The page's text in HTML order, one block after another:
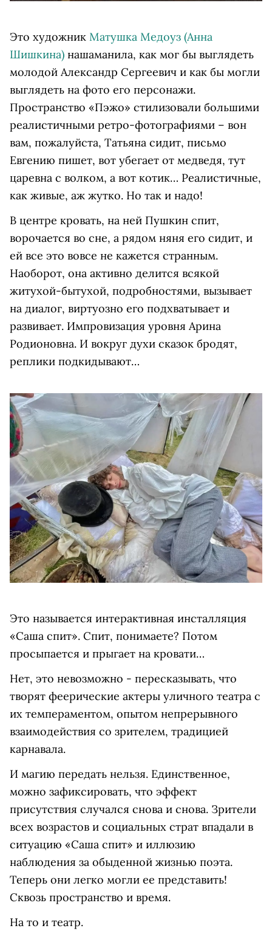
Это художник Матушка Медоуз (Анна
Шишкина) нашаманила, как мог бы выглядеть
молодой Александр Сергеевич и как бы могли
выглядеть на фото его персонажи.
Пространство «Пэжо» стилизовали большими
реалистичными ретро-фотографиями – вон
вам, пожалуйста, Татьяна сидит, письмо
Евгению пишет, вот убегает от медведя, тут
царевна с волком, а вот котик… Реалистичные,
как живые, аж жутко. Но так и надо!
В центре кровать, на ней Пушкин спит,
ворочается во сне, а рядом няня его сидит, и
ей все это вовсе не кажется странным.
Наоборот, она активно делится всякой
житухой-бытухой, подробностями, вызывает
на диалог, виртуозно его подхватывает и
развивает. Импровизация уровня Арина
Родионовна. И вокруг духи сказок бродят,
реплики подкидывают…
Это называется интерактивная инсталляция
«Саша спит». Спит, понимаете? Потом
просыпается и прыгает на кровати…
Нет, это невозможно - пересказывать, что
творят феерические актеры уличного театра с
их темпераментом, опытом непрерывного
взаимодействия со зрителем, традицией
карнавала.
И магию передать нельзя. Единственное,
можно зафиксировать, что эффект
присутствия случался снова и снова. Зрители
всех возрастов и социальных страт впадали в
ситуацию «Саша спит» и иллюзию
наблюдения за обыденной жизнью поэта.
Теперь они легко могли ее представить!
Сквозь пространство и время.
На то и театр.